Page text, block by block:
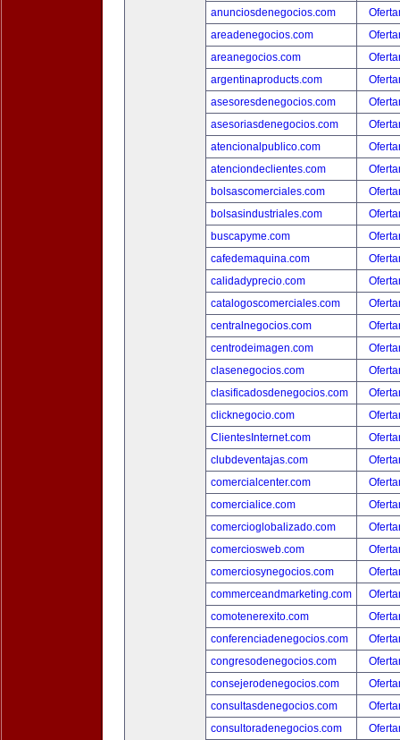
anunciosdenegocios.com
areadenegocios.com
areanegocios.com
argentinaproducts.com
asesoresdenegocios.com
asesoriasdenegocios.com
atencionalpublico.com
atenciondeclientes.com
bolsascomerciales.com
bolsasindustriales.com
buscapyme.com
cafedemaquina.com
calidadyprecio.com
catalogoscomerciales.com
centralnegocios.com
centrodeimagen.com
clasenegocios.com
clasificadosdenegocios.com
clicknegocio.com
ClientesInternet.com
clubdeventajas.com
comercialcenter.com
comercialice.com
comercioglobalizado.com
comerciosweb.com
comerciosynegocios.com
commerceandmarketing.com
comotenerexito.com
conferenciadenegocios.com
congresodenegocios.com
consejerodenegocios.com
consultasdenegocios.com
consultoradenegocios.com